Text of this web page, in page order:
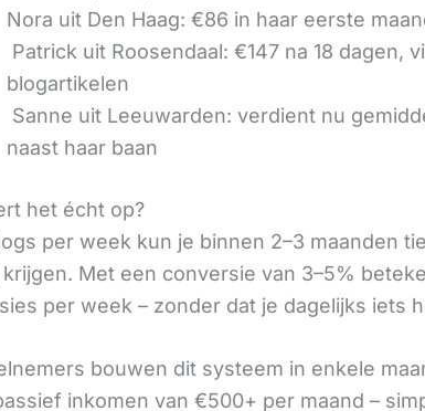
Nora uit Den Haag: €86 in haar eerste
Patrick uit Roosendaal: €147 na 18 dagen,
blogartikelen
Sanne uit Leeuwarden: verdient nu
naast haar baan
het écht op?
per week kun je binnen 2–3 maanden
Met een conversie van 3–5%
per week – zonder dat je dagelijks iets
bouwen dit systeem in enkele
inkomen van €500+ per maand –